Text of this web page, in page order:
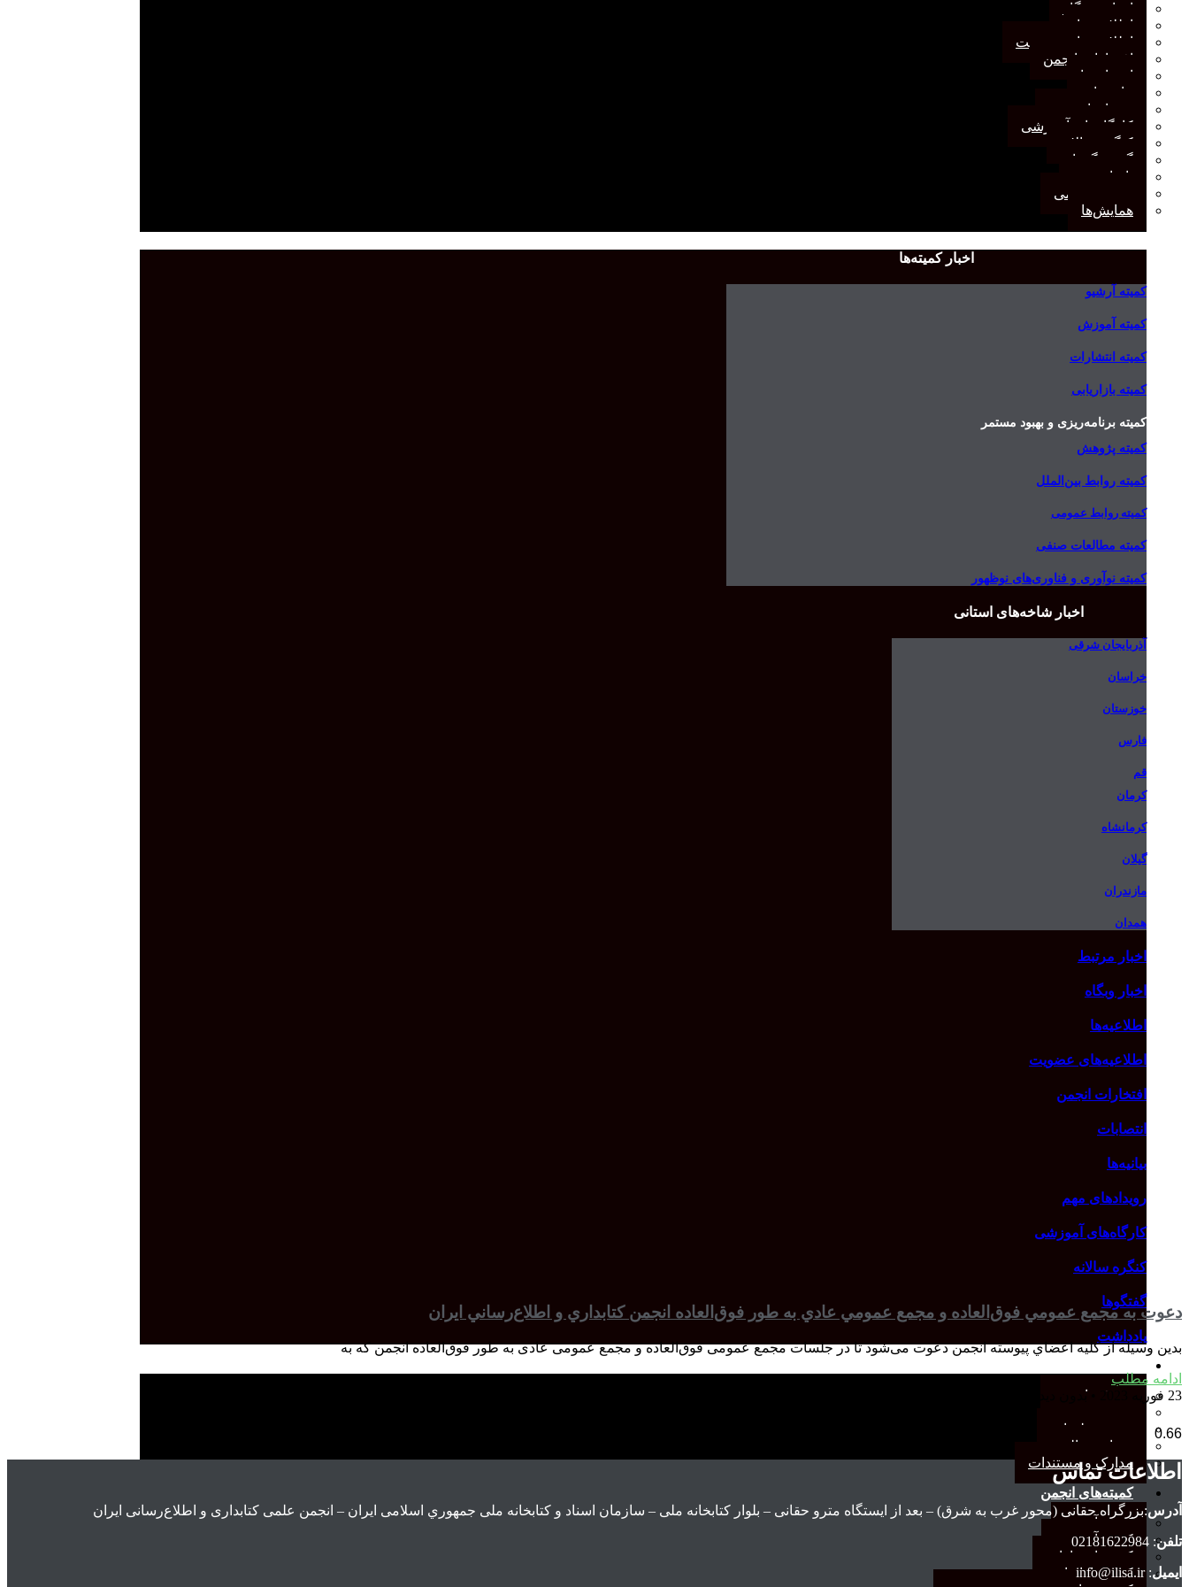
اخبار وب‌گاه
اطلاعیه‌ها
اطلاعیه‌های عضویت
افتخارات انجمن
انتصاب‌ها
بیانیه‌ها
رویدادهای مهم
کارگاه‌های آموزشی
کنگره سالانه
گفت‌وگوها
یادداشت
مجمع عمومی
همایش‌ها
اخبار کمیته‌ها
کمیته آرشیو
کمیته آموزش
کمیته انتشارات
کمیته بازاریابی
کمیته برنامه‌ریزی و بهبود مستمر
کمیته پژوهش
کمیته روابط بین‌الملل
کمیته روابط عمومی
کمیته مطالعات صنفی
کمیته نوآوری و فناوری‌های نوظهور
اخبار شاخه‌های استانی
آذربایجان شرقی
خراسان
خوزستان
فارس
قم
کرمان
کرمانشاه
گیلان
مازندران
همدان
اخبار مرتبط
اخبار وبگاه
اطلاعیه‌ها
اطلاعیه‌های عضویت
افتخارات انجمن
انتصابات
بیانیه‌ها
رویدادهای مهم
کارگاه‌های آموزشی
کنگره سالانه
گفتگوها
یادداشت
معرفی انجمن
صورت‌جلسات
همیاری مالی
مدارک و مستندات
کمیته‌های انجمن
کمیته آرشیو
کمیته آموزش
کمیته انتشارات
کمیته بازاریابی
دعوت به مجمع عمومي فوق‌العاده و مجمع عمومي عادي به طور فوق‌العاده انجمن كتابداري و اطلاع‌رساني ايران
بدين وسيله از كليه اعضاي پیوسته انجمن دعوت می‌شود تا در جلسات مجمع عمومی فوق‌العاده و مجمع عمومی عادی به طور فوق‌العاده انجمن که به
ادامه مطلب
23 فوریه 2023
بدون دیدگاه
اطلاعات تماس
آدرس:بزرگراه حقانی (محور غرب به شرق) – بعد از ايستگاه مترو حقانی – بلوار كتابخانه ملی – سازمان اسناد و كتابخانه ملی جمهوري اسلامی ايران – انجمن علمی کتابداری و اطلاع‌رسانی ایران
تلفن: 02181622984
ایمیل: info@ilisa.ir